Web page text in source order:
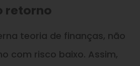
retorno
teoria de finanças, não
com risco baixo. Assim,